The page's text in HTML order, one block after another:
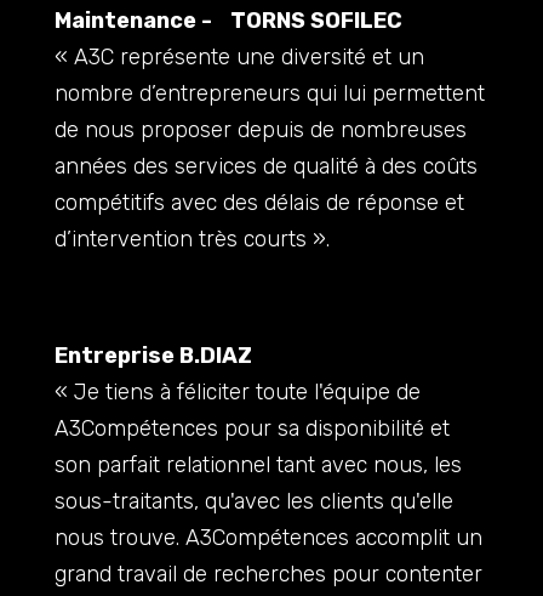
Maintenance - TORNS SOFILEC
« A3C représente une diversité et un
nombre d’entrepreneurs qui lui permettent
de nous proposer depuis de nombreuses
années des services de qualité à des coûts
compétitifs avec des délais de réponse et
d’intervention très courts ».
Entreprise B.DIAZ
« Je tiens à féliciter toute l'équipe de
A3Compétences pour sa disponibilité et
son parfait relationnel tant avec nous, les
sous-traitants, qu'avec les clients qu'elle
nous trouve. A3Compétences accomplit un
grand travail de recherches pour contenter